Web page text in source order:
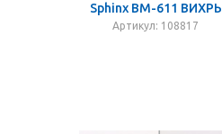
Sphinx ВМ-611 ВИХРЬ
Артикул: 108817